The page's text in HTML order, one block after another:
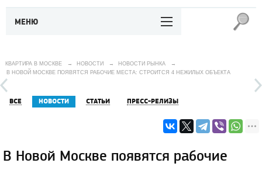
МЕНЮ
КВАРТИРА В МОСКВЕ → НОВОСТИ → НОВОСТИ РЫНКА
→
В НОВОЙ МОСКВЕ ПОЯВЯТСЯ РАБОЧИЕ МЕСТА: СТРОИТСЯ 4 НЕЖИЛЫХ ОБЪЕКТА
ВСЕ НОВОСТИ СТАТЬИ ПРЕСС-РЕЛИЗЫ
В Новой Москве появятся рабочие